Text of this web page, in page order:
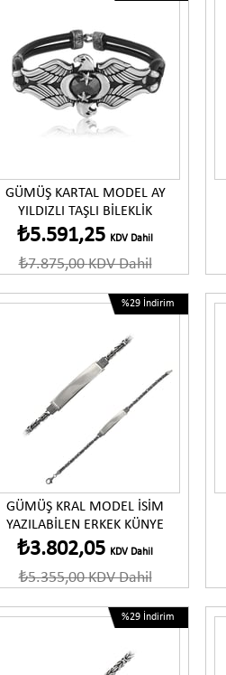
GÜMÜŞ KARTAL MODEL AY
YILDIZLI TAŞLI BİLEKLİK
₺5.591,25 KDV Dahil
₺7.875,00KDV Dahil
GÜMÜŞ KRAL MODEL İSİM
YAZILABİLEN ERKEK KÜNYE
₺3.802,05 KDV Dahil
₺5.355,00KDV Dahil
%29 İndirim
Ürünü İncele
%29 İndirim